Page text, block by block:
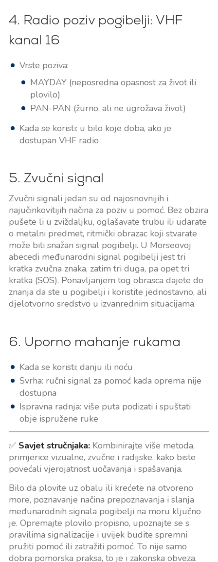
4. Radio poziv pogibelji: VHF
kanal 16
Vrste poziva:
MAYDAY (neposredna opasnost za život ili
plovilo)
PAN-PAN (žurno, ali ne ugrožava život)
Kada se koristi: u bilo koje doba, ako je
dostupan VHF radio
5. Zvučni signal
Zvučni signali jedan su od najosnovnijih i
najučinkovitijih načina za poziv u pomoć. Bez obzira
pušete li u zviždaljku, oglašavate trubu ili udarate
o metalni predmet, ritmički obrazac koji stvarate
može biti snažan signal pogibelji. U Morseovoj
abecedi međunarodni signal pogibelji jest tri
kratka zvučna znaka, zatim tri duga, pa opet tri
kratka (SOS). Ponavljanjem tog obrasca dajete do
znanja da ste u pogibelji i koristite jednostavno, ali
djelotvorno sredstvo u izvanrednim situacijama.
6. Uporno mahanje rukama
Kada se koristi: danju ili noću
Svrha: ručni signal za pomoć kada oprema nije
dostupna
Ispravna radnja: više puta podizati i spuštati
obje ispružene ruke
✅ Savjet stručnjaka:Kombinirajte više metoda,
primjerice vizualne, zvučne i radijske, kako biste
povećali vjerojatnost uočavanja i spašavanja.
Bilo da plovite uz obalu ili krećete na otvoreno
more, poznavanje načina prepoznavanja i slanja
međunarodnih signala pogibelji na moru ključno
je. Opremajte plovilo propisno, upoznajte se s
pravilima signalizacije i uvijek budite spremni
pružiti pomoć ili zatražiti pomoć. To nije samo
dobra pomorska praksa, to je i zakonska obveza.